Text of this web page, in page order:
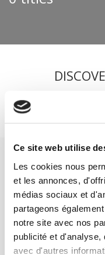
Ce site web utilise
Les cookies nous
et les annonces,
médias sociaux et
partageons
notre site avec nos
publicité et
avec d'autres
SCIENCES PO
original research, to
help public and political